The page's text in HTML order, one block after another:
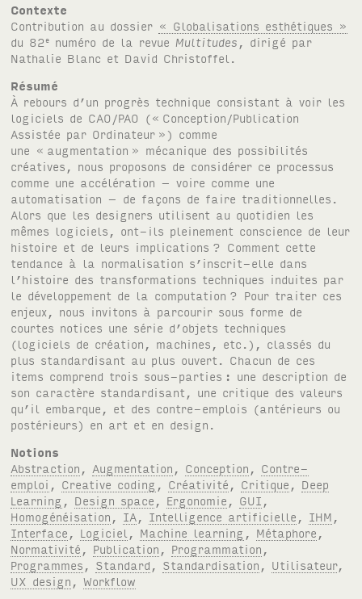
Contexte
Contribution au dossier « Globalisations esthétiques »
du 82 e numéro de la revue Multitudes , dirigé par
Nathalie Blanc et David Christoffel.
Résumé
À rebours d’un progrès technique consistant à voir les
logiciels de CAO/PAO (« Conception/Publication
Assistée par Ordinateur ») comme
une « augmentation » mécanique des possibilités
créatives, nous proposons de considérer ce processus
comme une accélération – voire comme une
automatisation – de façons de faire traditionnelles.
Alors que les designers utilisent au quotidien les
mêmes logiciels, ont-ils pleinement conscience de leur
histoire et de leurs implications ? Comment cette
tendance à la normalisation s’inscrit-elle dans
l’histoire des transformations techniques induites par
le développement de la computation ? Pour traiter ces
enjeux, nous invitons à parcourir sous forme de
courtes notices une série d’objets techniques
(logiciels de création, machines, etc.), classés du
plus standardisant au plus ouvert. Chacun de ces
items comprend trois sous-parties : une description de
son caractère standardisant, une critique des valeurs
qu’il embarque, et des contre-emplois (antérieurs ou
postérieurs) en art et en design.
Notions
Abstraction
Augmentation Conception
Contre-
emploi
Creative coding Créativité Critique
Deep
Learning
Design space Ergonomie GUI
Homogénéisation
IA Intelligence artificielle IHM
Interface
Logiciel Machine learning Métaphore
Normativité
Publication Programmation
Programmes
Standard Standardisation Utilisateur,
UX design ,Workflow